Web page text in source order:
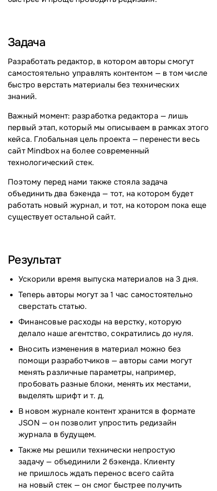
Задача
Разработать редактор, в котором авторы смогут
самостоятельно управлять контентом — в том числе
быстро верстать материалы без технических
знаний.
Важный момент: разработка редактора — лишь
первый этап, который мы описываем в рамках этого
кейса. Глобальная цель проекта — перенести весь
сайт Mindbox на более современный
технологический стек.
Поэтому перед нами также стояла задача
объединить два бэкенда — тот, на котором будет
работать новый журнал, и тот, на котором пока еще
существует остальной сайт.
Результат
Ускорили время выпуска материалов на 3 дня.
Теперь авторы могут за 1 час самостоятельно
сверстать статью.
Финансовые расходы на верстку, которую
делало наше агентство, сократились до нуля.
Вносить изменения в материал можно без
помощи разработчиков — авторы сами могут
менять различные параметры, например,
пробовать разные блоки, менять их местами,
выделять шрифт и т. д.
В новом журнале контент хранится в формате
JSON — он позволит упростить редизайн
журнала в будущем.
Также мы решили технически непростую
задачу — объединили 2 бэкенда. Клиенту
не пришлось ждать перенос всего сайта
на новый стек — он смог быстрее получить